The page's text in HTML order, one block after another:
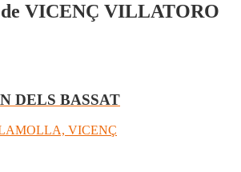
VICENÇ VILLATORO
DELS BASSAT
VICENÇ